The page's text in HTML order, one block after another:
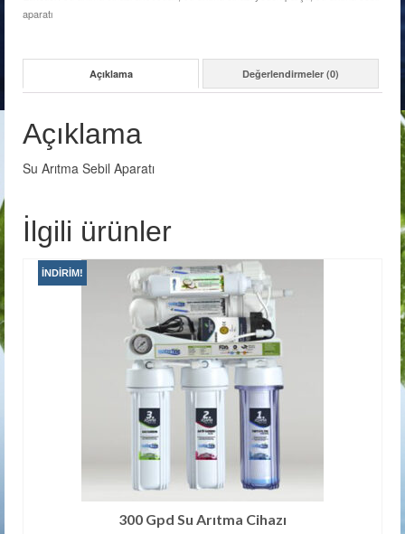
aparatı
Açıklama Değerlendirmeler (0)
Açıklama
Su Arıtma Sebil Aparatı
İlgili ürünler
İNDIRIM!
300 Gpd Su Arıtma Cihazı